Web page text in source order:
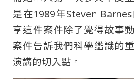
是在1989年Steven
享這件案件除了覺得故事
案件告訴我們科學鑑識的
演講的切入點。